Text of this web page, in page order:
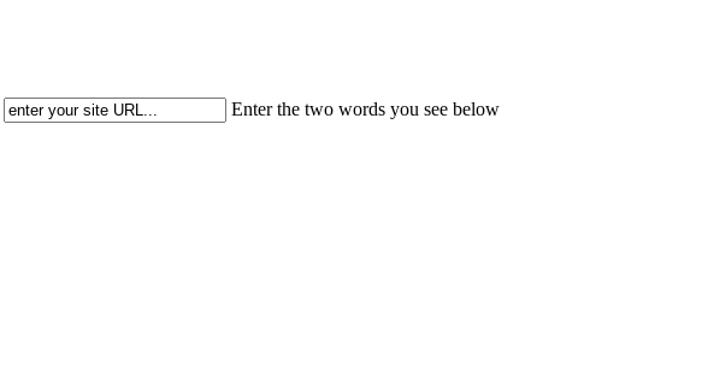
Enter the two words you see below